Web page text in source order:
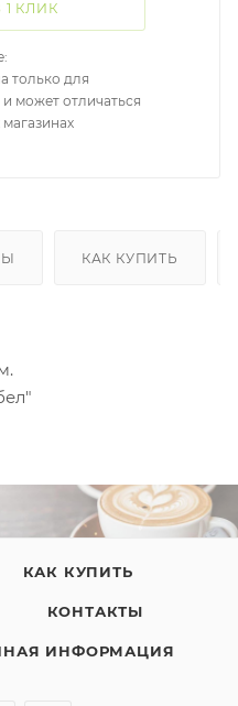
1 КЛИК
только для
может отличаться
КАК КУПИТЬ
КАК КУПИТЬ
КОНТАКТЫ
ИНФОРМАЦИЯ